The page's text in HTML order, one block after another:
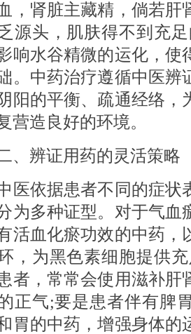
，肾脏主藏精，倘若肝
源头，肌肤得不到充
响水谷精微的运化，使
。中药治疗遵循中医辨
阳的平衡、疏通经络，
营造良好的环境。
辨证用药的灵活策略
依据患者不同的症状
为多种证型。对于气血
活血化瘀功效的中药，
，为黑色素细胞提供
者，常常会使用滋补肝
正气;要是患者伴有脾
胃的中药，增强身体的